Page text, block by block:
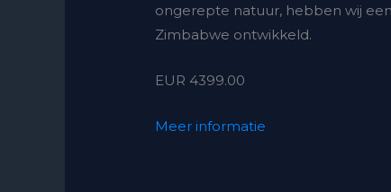
ongerepte natuur, hebben wij
Zimbabwe ontwikkeld.
EUR 4399.00
Meer informatie